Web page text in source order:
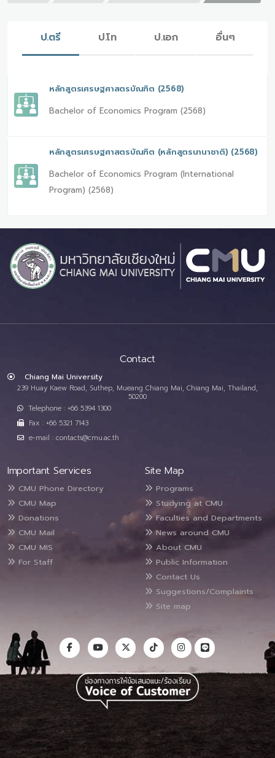
ป.ตรี ป.โท ป.เอก อื่นๆ
หลักสูตรเศรษฐศาสตรบัณฑิต (2568)
Bachelor of Economics Program (2568)
หลักสูตรเศรษฐศาสตรบัณฑิต (หลักสูตรนานาชาติ) (2568)
Bachelor of Economics Program (International
Program) (2568)
Contact
Chiang Mai University
239 Huay Kaew Road, Suthep, Mueang Chiang Mai, Chiang Mai, Thailand,
50200
Telephone : +66 5394 1300
Fax : +66 5321 7143
e-mail : contacts@cmu.ac.th
Important Services
CMU Phone Directory
CMU Map
Donations
CMU Mail
CMU MIS
For Staff
Site Map
Programs
Studying at CMU
Faculties and Departments
News around CMU
About CMU
Public Information
Contact Us
Suggestions/Complaints
Site map